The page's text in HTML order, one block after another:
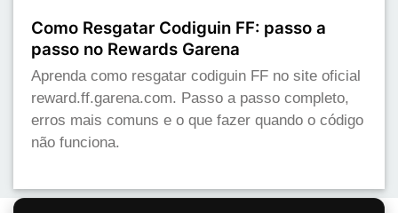
Como Resgatar Codiguin FF: passo a
passo no Rewards Garena
Aprenda como resgatar codiguin FF no site oficial
reward.ff.garena.com. Passo a passo completo,
erros mais comuns e o que fazer quando o código
não funciona.